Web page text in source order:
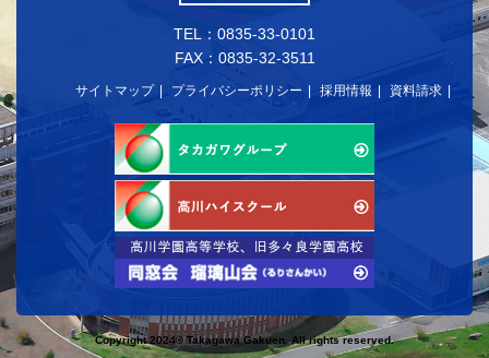
TEL：0835-33-0101
FAX：0835-32-3511
サイトマップ プライバシーポリシー 採用情報 資料請求
Copyright 2024© Takagawa Gakuen. All rights reserved.